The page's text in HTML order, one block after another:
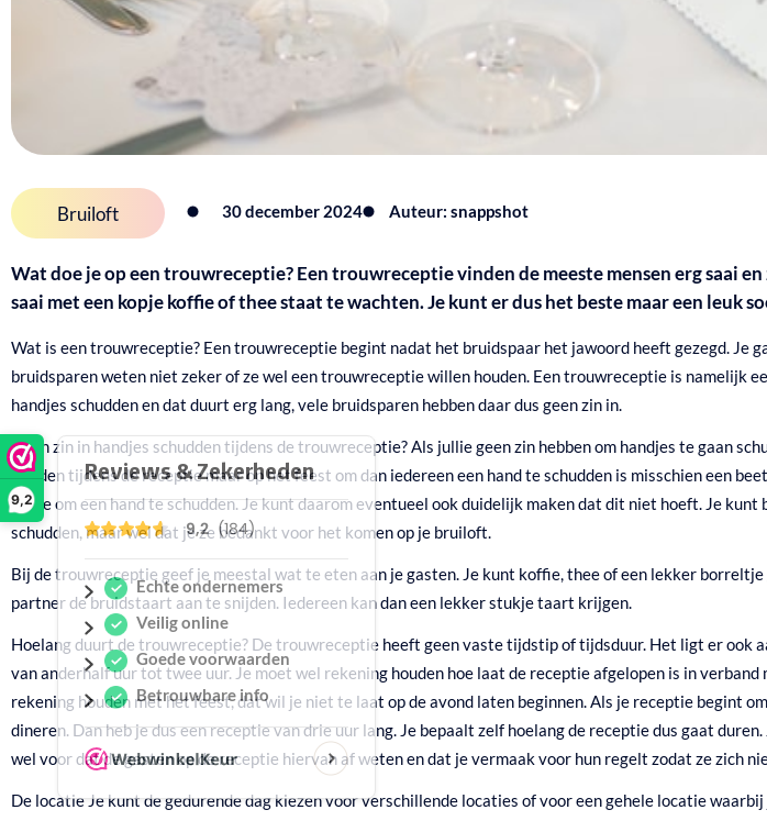
9,2
Bruiloft 30 december 2024 Auteur: snappshot
Wat doe je op een trouwreceptie?Een trouwreceptie vinden de meeste mensen erg saai
saai met een kopje koffie of thee staat te wachten. Je kunt er dus het beste maar een leuk
Wat is een trouwreceptie? Een trouwreceptie begint nadat het bruidspaar het jawoord heeft gezegd. Je
bruidsparen weten niet zeker of ze wel een trouwreceptie willen houden. Een trouwreceptie is namelijk
handjes schudden en dat duurt erg lang, vele bruidsparen hebben daar dus geen zin in.
Geen zin in handjes schudden tijdens de trouwreceptie?Als jullie geen zin hebben om handjes te gaan
worden tijdens de receptie maar op het feest om dan iedereen een hand te schudden is misschien een
je toe om een hand te schudden. Je kunt daarom eventueel ook duidelijk maken dat dit niet hoeft. Je
schudden, maar wel dat je ze bedankt voor het komen op je bruiloft.
Bij de trouwreceptie geef je meestal wat te eten aan je gasten. Je kunt koffie, thee of een lekker
partner de bruidstaart aan te snijden. Iedereen kan dan een lekker stukje taart krijgen.
Hoelang duurt de trouwreceptie? De trouwreceptie heeft geen vaste tijdstip of tijdsduur. Het ligt er ook
van anderhalf uur tot twee uur. Je moet wel rekening houden hoe laat de receptie afgelopen is in
rekening houden met het feest, dat wil je niet te laat op de avond laten beginnen. Als je receptie begint
dineren. Dan heb je dus een receptie van drie uur lang. Je bepaalt zelf hoelang de receptie dus gaat
wel voor dat de gasten op de receptie hiervan af weten en dat je vermaak voor hun regelt zodat ze zich
De locatieJe kunt de gedurende dag kiezen voor verschillende locaties of voor een gehele locatie